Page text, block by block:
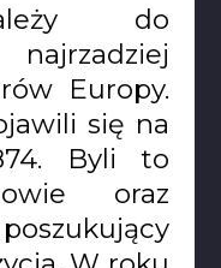
do
Europy.
się na
Byli to
oraz